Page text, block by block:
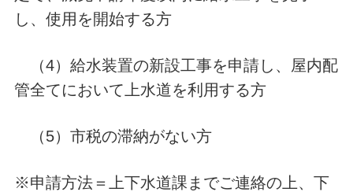
し、使用を開始する方
（4）給水装置の新設工事を申請し、屋内配
管全てにおいて上水道を利用する方
（5）市税の滞納がない方
※申請方法＝上下水道課までご連絡の上、下